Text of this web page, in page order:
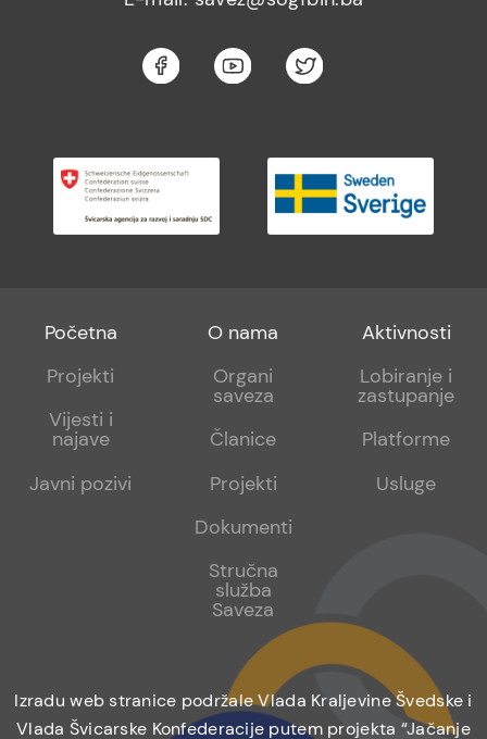
Footer
menu
Početna
Projekti
Vijesti i
najave
Javni pozivi
Footer
sub
O nama
Organi
saveza
Članice
Projekti
Dokumenti
Stručna
služba
Saveza
Footer
sub
Aktivnosti
Lobiranje i
zastupanje
Platforme
Usluge
Izradu web stranice podržale Vlada Kraljevine Švedske i
Vlada Švicarske Konfederacije putem projekta “Jačanje